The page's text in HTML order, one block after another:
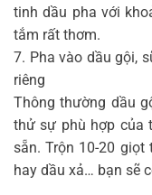
tinh dầu pha với
tắm rất thơm.
7. Pha vào dầu gội,
riêng
Thông thường dầu
thử sự phù hợp của
sẵn. Trộn 10-20
hay dầu xả… bạn sẽ